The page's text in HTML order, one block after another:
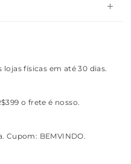
físicas em até 30 dias.
o frete é nosso.
Cupom: BEMVINDO.